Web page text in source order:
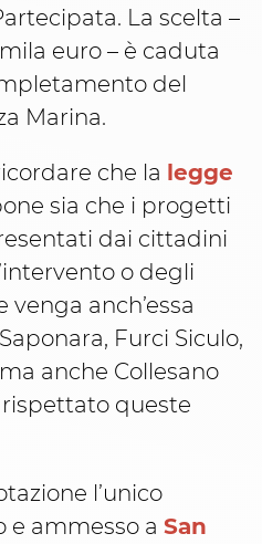
La scelta –
euro – è caduta
del
Marina.
che la legge
sia che i progetti
dai cittadini
o degli
anch’essa
Furci Siculo,
anche Collesano
queste
l’unico
ammesso a San